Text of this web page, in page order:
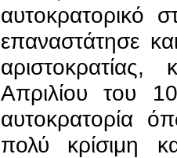
αυτοκρατορικό
επαναστάτησε
Απριλίου του
αυτοκρατορία
πολύ κρίσιμη